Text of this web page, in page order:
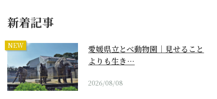
新着記事
NEW
愛媛県立とべ動物園｜見せること
よりも生き…
2026/08/08